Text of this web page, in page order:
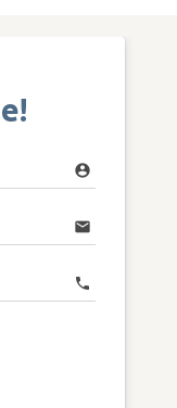
account_circle
email
call